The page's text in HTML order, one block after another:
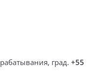
град. +55